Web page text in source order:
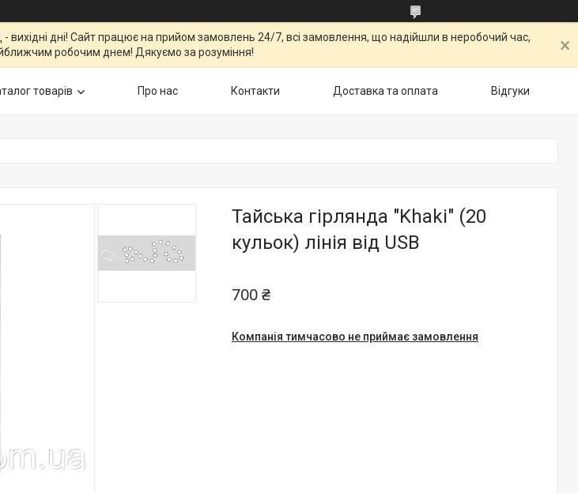
дні! Сайт працює на прийом замовлень 24/7, всі замовлення, що надійшли в неробочий час,
робочим днем! Дякуємо за розуміння!
товарів Про нас Контакти Доставка та оплата Відгуки
Тайська гірлянда "Khaki" (20
кульок) лінія від USB
700 ₴
Компанія тимчасово не приймає замовлення